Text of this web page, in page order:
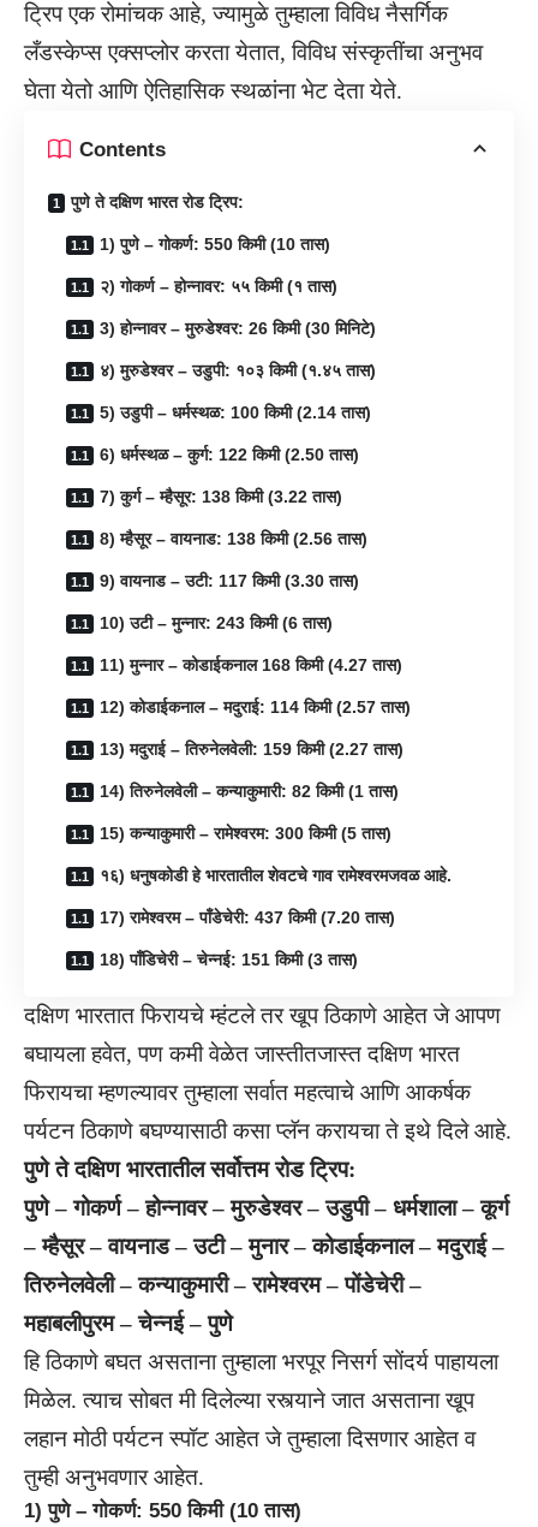
ट्रिप एक रोमांचक आहे, ज्यामुळे तुम्हाला विविध नैसर्गिक
लँडस्केप्स एक्सप्लोर करता येतात, विविध संस्कृतींचा अनुभव
घेता येतो आणि ऐतिहासिक स्थळांना भेट देता येते.
Contents
पुणे ते दक्षिण भारत रोड ट्रिप:
1) पुणे – गोकर्ण: 550 किमी (10 तास)
२) गोकर्ण – होन्नावर: ५५ किमी (१ तास)
3) होन्नावर – मुरुडेश्वर: 26 किमी (30 मिनिटे)
४) मुरुडेश्वर – उडुपी: १०३ किमी (१.४५ तास)
5) उडुपी – धर्मस्थळ: 100 किमी (2.14 तास)
6) धर्मस्थळ – कुर्ग: 122 किमी (2.50 तास)
7) कुर्ग – म्हैसूर: 138 किमी (3.22 तास)
8) म्हैसूर – वायनाड: 138 किमी (2.56 तास)
9) वायनाड – उटी: 117 किमी (3.30 तास)
10) उटी – मुन्नार: 243 किमी (6 तास)
11) मुन्नार – कोडाईकनाल 168 किमी (4.27 तास)
12) कोडाईकनाल – मदुराई: 114 किमी (2.57 तास)
13) मदुराई – तिरुनेलवेली: 159 किमी (2.27 तास)
14) तिरुनेलवेली – कन्याकुमारी: 82 किमी (1 तास)
15) कन्याकुमारी – रामेश्वरम: 300 किमी (5 तास)
१६) धनुषकोडी हे भारतातील शेवटचे गाव रामेश्वरमजवळ आहे.
17) रामेश्वरम – पाँडेचेरी: 437 किमी (7.20 तास)
18) पाँडिचेरी – चेन्नई: 151 किमी (3 तास)
दक्षिण भारतात फिरायचे म्हंटले तर खूप ठिकाणे आहेत जे आपण
बघायला हवेत, पण कमी वेळेत जास्तीतजास्त दक्षिण भारत
फिरायचा म्हणल्यावर तुम्हाला सर्वात महत्वाचे आणि आकर्षक
पर्यटन ठिकाणे बघण्यासाठी कसा प्लॅन करायचा ते इथे दिले आहे.
पुणे ते दक्षिण भारतातील सर्वोत्तम रोड ट्रिप:
पुणे – गोकर्ण – होन्नावर – मुरुडेश्वर – उडुपी – धर्मशाला – कूर्ग
– म्हैसूर – वायनाड – उटी – मुनार – कोडाईकनाल – मदुराई –
तिरुनेलवेली – कन्याकुमारी – रामेश्वरम – पोंडेचेरी –
महाबलीपुरम – चेन्नई – पुणे
हि ठिकाणे बघत असताना तुम्हाला भरपूर निसर्ग सोंदर्य पाहायला
मिळेल. त्याच सोबत मी दिलेल्या रस्त्याने जात असताना खूप
लहान मोठी पर्यटन स्पॉट आहेत जे तुम्हाला दिसणार आहेत व
तुम्ही अनुभवणार आहेत.
1) पुणे – गोकर्ण: 550 किमी (10 तास)